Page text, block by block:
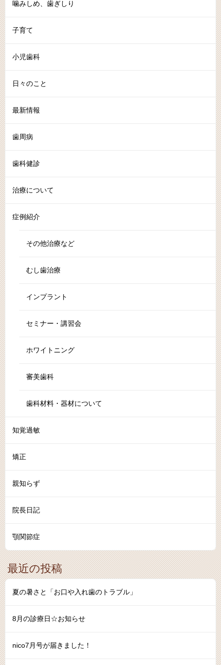
噛みしめ、歯ぎしり
子育て
小児歯科
日々のこと
最新情報
歯周病
歯科健診
治療について
症例紹介
その他治療など
むし歯治療
インプラント
セミナー・講習会
ホワイトニング
審美歯科
歯科材料・器材について
知覚過敏
矯正
親知らず
院長日記
顎関節症
最近の投稿
夏の暑さと「お口や入れ歯のトラブル」
8月の診療日☆お知らせ
nico7月号が届きました！